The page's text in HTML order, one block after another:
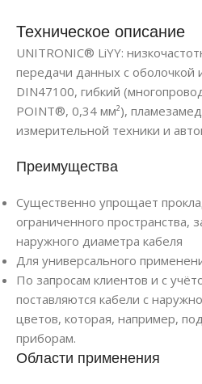
Техническое описание
UNITRONIC® LiYY:
передачи данных с оболочкой
DIN47100, гибкий
POINT®, 0,34 мм²),
измерительной техники и
Преимущества
Существенно упрощает
ограниченного пространства,
наружного диаметра кабеля
Для универсального
По запросам клиентов и с
поставляются кабели с
цветов, которая, например,
приборам.
Области применения